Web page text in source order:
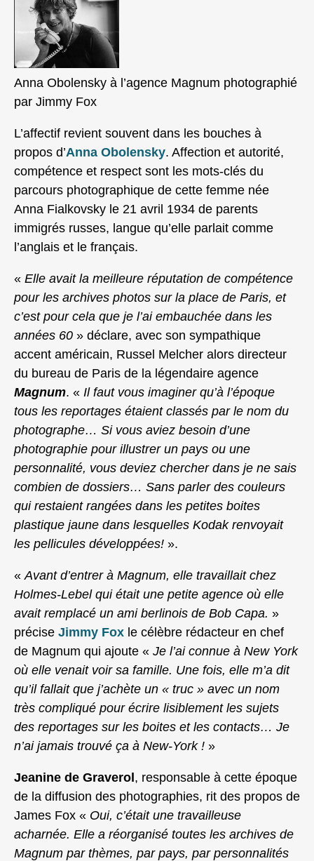
Anna Obolensky à l’agence Magnum photographié
par Jimmy Fox
L’affectif revient souvent dans les bouches à
propos d’Anna Obolensky. Affection et autorité,
compétence et respect sont les mots-clés du
parcours photographique de cette femme née
Anna Fialkovsky le 21 avril 1934 de parents
immigrés russes, langue qu’elle parlait comme
l’anglais et le français.
« Elle avait la meilleure réputation de compétence
pour les archives photos sur la place de Paris, et
c’est pour cela que je l’ai embauchée dans les
années 60 » déclare, avec son sympathique
accent américain, Russel Melcher alors directeur
du bureau de Paris de la légendaire agence
Magnum. « Il faut vous imaginer qu’à l’époque
tous les reportages étaient classés par le nom du
photographe… Si vous aviez besoin d’une
photographie pour illustrer un pays ou une
personnalité, vous deviez chercher dans je ne sais
combien de dossiers… Sans parler des couleurs
qui restaient rangées dans les petites boites
plastique jaune dans lesquelles Kodak renvoyait
les pellicules développées! ».
« Avant d’entrer à Magnum, elle travaillait chez
Holmes-Lebel qui était une petite agence où elle
avait remplacé un ami berlinois de Bob Capa. »
précise Jimmy Fox le célèbre rédacteur en chef
de Magnum qui ajoute « Je l’ai connue à New York
où elle venait voir sa famille. Une fois, elle m’a dit
qu’il fallait que j’achète un « truc » avec un nom
très compliqué pour écrire lisiblement les sujets
des reportages sur les boites et les contacts… Je
n’ai jamais trouvé ça à New-York ! »
Jeanine de Graverol, responsable à cette époque
de la diffusion des photographies, rit des propos de
James Fox « Oui, c’était une travailleuse
acharnée. Elle a réorganisé toutes les archives de
Magnum par thèmes, par pays, par personnalités